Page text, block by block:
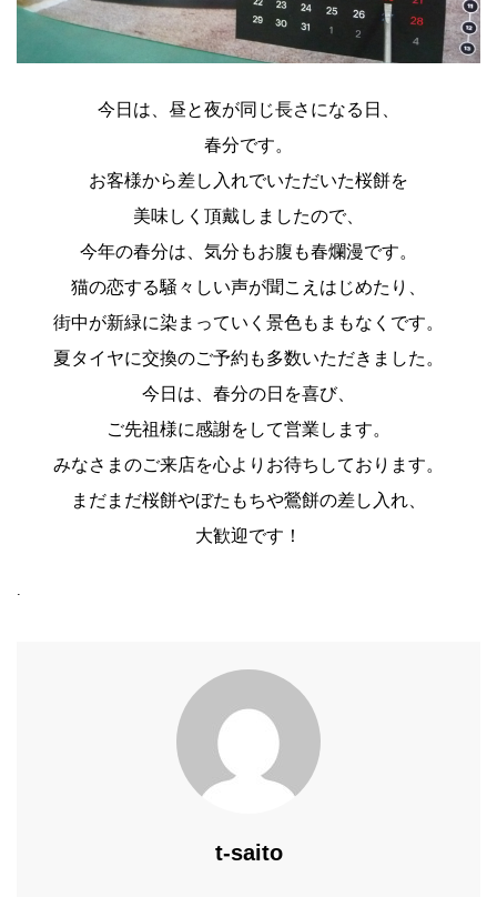
今日は、昼と夜が同じ長さになる日、
春分です。
お客様から差し入れでいただいた桜餅を
美味しく頂戴しましたので、
今年の春分は、気分もお腹も春爛漫です。
猫の恋する騒々しい声が聞こえはじめたり、
街中が新緑に染まっていく景色もまもなくです。
夏タイヤに交換のご予約も多数いただきました。
今日は、春分の日を喜び、
ご先祖様に感謝をして営業します。
みなさまのご来店を心よりお待ちしております。
まだまだ桜餅やぼたもちや鶯餅の差し入れ、
大歓迎です！
t-saito